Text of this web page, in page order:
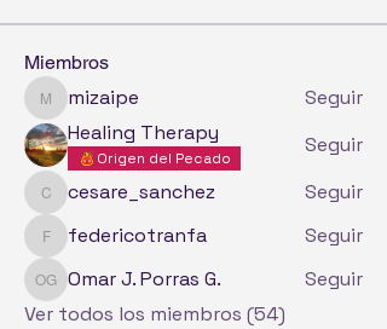
Miembros
mizaipe
mizaipe
Seguir
Healing Therapy
Origen del Pecado
Seguir
cesare_sanchez
cesare_sanchez Seguir
federicotranfa
federicotranfa Seguir
Omar J. Porras G.
Omar J. Porras G.
Seguir
Ver todos los miembros (54)